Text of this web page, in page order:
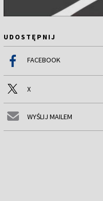
UDOSTĘPNIJ
FACEBOOK
X
WYŚLIJ MAILEM